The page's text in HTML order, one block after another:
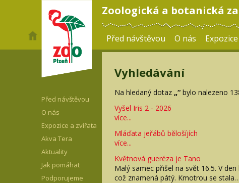
Zoologická a botanická
Před návštěvou O nás
Před návštěvou
O nás
Expozice a zvířata
Akva Tera
Aktuality
Jak pomáhat
Podporujeme
Vyhledávání
Na hledaný dotaz „“ bylo nalezeno
Vyšel Iris 2 - 2026
více...
Mláďata jeřábů bělošíjích
více...
Květnová gueréza je Tano
Malý samec přišel na svět 16.5. V
což znamená pátý. Kmotrou se stala…